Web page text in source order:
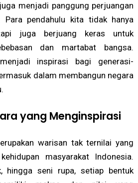
menjadi panggung perjuangan
Para pendahulu kita tidak hanya
juga berjuang keras untuk
dan martabat bangsa.
inspirasi bagi generasi-
dalam membangun negara
yang Menginspirasi
warisan tak ternilai yang
masyarakat Indonesia.
hingga seni rupa, setiap bentuk